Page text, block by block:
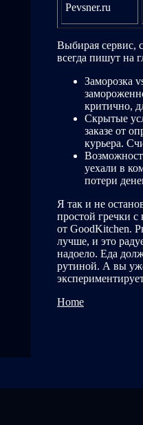
Pevsner.ru
Выбирая сервис,
всегда пишут на
Заморозка
критично,
Скрытые
заказе от
курьера.
уехали в
потери
Я так и не
простой гречки
от GoodKitchen.
лучше, и это
надоело. Еда
рутиной. А вы
Home